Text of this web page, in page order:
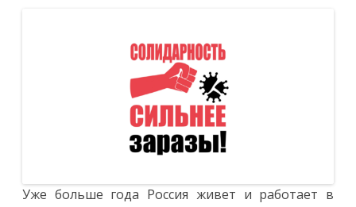
Уже больше года Россия живет и работает в